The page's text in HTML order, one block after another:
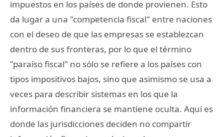
impuestos en los países de donde provienen. Esto
da lugar a una "competencia fiscal" entre naciones
con el deseo de que las empresas se establezcan
dentro de sus fronteras, por lo que el término
"paraíso fiscal" no sólo se refiere a los países con
tipos impositivos bajos, sino que asimismo se usa a
veces para describir sistemas en los que la
información financiera se mantiene oculta. Aquí es
donde las jurisdicciones deciden no compartir